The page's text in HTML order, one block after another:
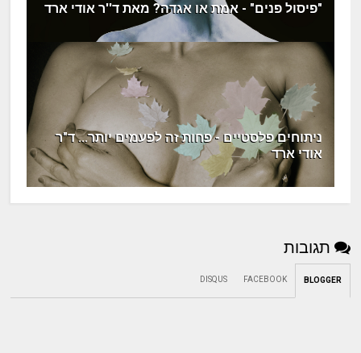
"פיסול פנים" - אמת או אגדה? מאת ד''ר אודי ארד
ניתוחים פלסטיים - פחות זה לפעמים יותר... ד"ר
אודי ארד
תגובות
BLOGGER
FACEBOOK
DISQUS